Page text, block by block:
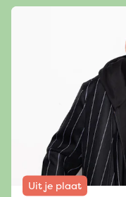
Uit je plaat